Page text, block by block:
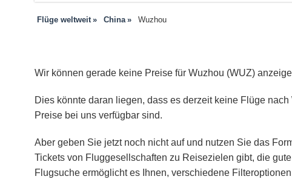
Flüge weltweit China Wuzhou
Wir können gerade keine Preise für Wuzhou (WUZ)
Dies könnte daran liegen, dass es derzeit keine Flüge
Preise bei uns verfügbar sind.
Aber geben Sie jetzt noch nicht auf und nutzen Sie das
Tickets von Fluggesellschaften zu Reisezielen gibt, die
Flugsuche ermöglicht es Ihnen, verschiedene